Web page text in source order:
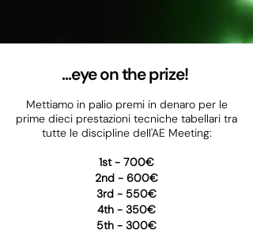
...eye on the prize!
Mettiamo in palio premi in denaro per le
prime dieci prestazioni tecniche tabellari tra
tutte le discipline dell'AE Meeting:
1st - 700€
2nd - 600€
3rd - 550€
4th - 350€
5th - 300€